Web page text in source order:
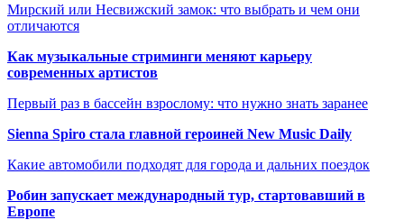
Мирский или Несвижский замок: что выбрать и чем они
отличаются
Как музыкальные стриминги меняют карьеру
современных артистов
Первый раз в бассейн взрослому: что нужно знать заранее
Sienna Spiro стала главной героиней New Music Daily
Какие автомобили подходят для города и дальних поездок
Робин запускает международный тур, стартовавший в
Европе